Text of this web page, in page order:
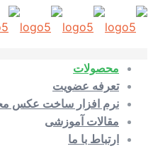
محصولات
تعرفه عضویت
نرم افزار ساخت عکس
مقالات آموزشی
ارتباط با ما